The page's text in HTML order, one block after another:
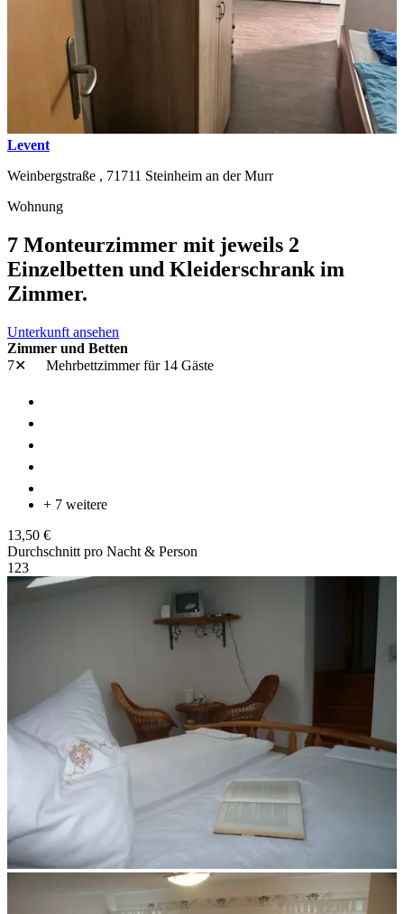
Levent
Weinbergstraße , 71711 Steinheim an der Murr
Wohnung
7 Monteurzimmer mit jeweils 2
Einzelbetten und Kleiderschrank im
Zimmer.
Unterkunft ansehen
Zimmer und Betten
7✕
Mehrbettzimmerfür 14 Gäste
+ 7 weitere
13,50 €
Durchschnitt pro Nacht & Person
1 23